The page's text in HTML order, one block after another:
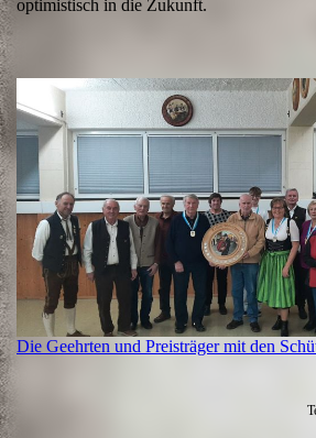
optimistisch in die Zukunft.
Die Geehrten und Preisträger mit den